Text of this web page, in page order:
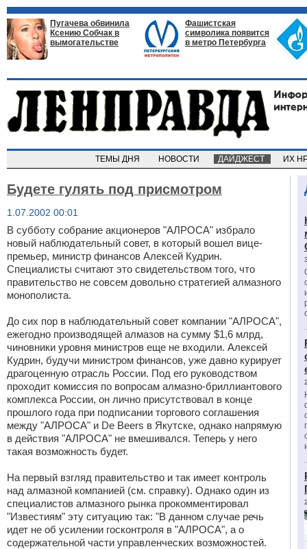
Пугачева обвинила
Ксению Собчак в
вымогательстве
Фашистская
символика появится
в метро Петербурга
ТЕМЫ ДНЯ НОВОСТИ ДАЙДЖЕСТ ИХ
Будете гулять под присмотром
1.07.2002 00:01
В субботу собрание акционеров "АЛРОСА" избрало
новый наблюдательный совет, в который вошел вице-
премьер, министр финансов Алексей Кудрин.
Специалисты считают это свидетельством того, что
правительство не совсем довольно стратегией алмазного
монополиста.
До сих пор в наблюдательный совет компании "АЛРОСА",
ежегодно производящей алмазов на сумму $1,6 млрд,
чиновники уровня министров еще не входили. Алексей
Кудрин, будучи министром финансов, уже давно курирует
драгоценную отрасль России. Под его руководством
проходит комиссия по вопросам алмазно-бриллиантового
комплекса России, он лично присутствовал в конце
прошлого года при подписании торгового соглашения
между "АЛРОСА" и De Beers в Якутске, однако напрямую
в действия "АЛРОСА" не вмешивался. Теперь у него
такая возможность будет.
На первый взгляд правительство и так имеет контроль
над алмазной компанией (см. справку). Однако один из
специалистов алмазного рынка прокомментировал
"Известиям" эту ситуацию так: "В данном случае речь
идет не об усилении госконтроля в "АЛРОСА", а о
содержательной части управленческих возможностей.